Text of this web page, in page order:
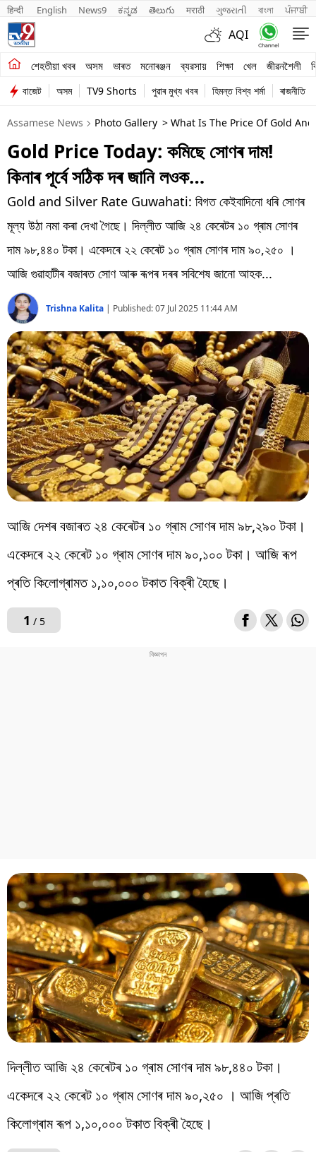
हिन्दी English News9 ಕನ್ನಡ తెలుగు मराठी ગુજરાતી বাংলা ਪੰਜਾਬੀ
AQI
শেহতীয়া খবৰ অসম ভাৰত মনোৰঞ্জন ব্যৱসায় শিক্ষা খেল জীৱনশৈলী
শেহতীয়া খবৰ
অসম
ভাৰত
মনোৰঞ্জন
শিক্ষা
খেল
জীৱনশৈলী
বিশ্ব
প্ৰযুক্তি
Videos
বাজেট অসম TV9 Shorts পুৱাৰ মুখ্য খবৰ হিমন্ত বিশ্ব শৰ্মা ৰাজনীতি
Assamese News Photo Gallery > What Is The Price Of Gold
Gold Price Today: কমিছে সোণৰ দাম!
কিনাৰ পূৰ্বে সঠিক দৰ জানি লওক…
Gold and Silver Rate Guwahati: বিগত কেইবাদিনো ধৰি সোণৰ
মূল্য উঠা নমা কৰা দেখা গৈছে। দিল্লীত আজি ২৪ কেৰেটৰ ১০ গ্ৰাম সোণৰ
দাম ৯৮,৪৪০ টকা। একেদৰে ২২ কেৰেট ১০ গ্ৰাম সোণৰ দাম ৯০,২৫০ ।
আজি গুৱাহাটীৰ বজাৰত সোণ আৰু ৰূপৰ দৰৰ সবিশেষ জানো আহক...
Trishna Kalita | Published:07 Jul 2025 11:44 AM
আজি দেশৰ বজাৰত ২৪ কেৰেটৰ ১০ গ্ৰাম সোণৰ দাম ৯৮,২৯০ টকা।
একেদৰে ২২ কেৰেট ১০ গ্ৰাম সোণৰ দাম ৯০,১০০ টকা। আজি ৰূপ
প্ৰতি কিলোগ্ৰামত ১,১০,০০০ টকাত বিক্ৰী হৈছে।
1 / 5
দিল্লীত আজি ২৪ কেৰেটৰ ১০ গ্ৰাম সোণৰ দাম ৯৮,৪৪০ টকা।
একেদৰে ২২ কেৰেট ১০ গ্ৰাম সোণৰ দাম ৯০,২৫০ । আজি প্ৰতি
কিলোগ্ৰাম ৰূপ ১,১০,০০০ টকাত বিক্ৰী হৈছে।